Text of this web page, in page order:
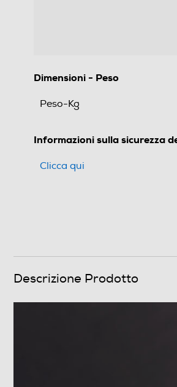
Dimensioni - Peso
Peso-Kg
Informazioni sulla sicurezza
Clicca qui
Descrizione Prodotto